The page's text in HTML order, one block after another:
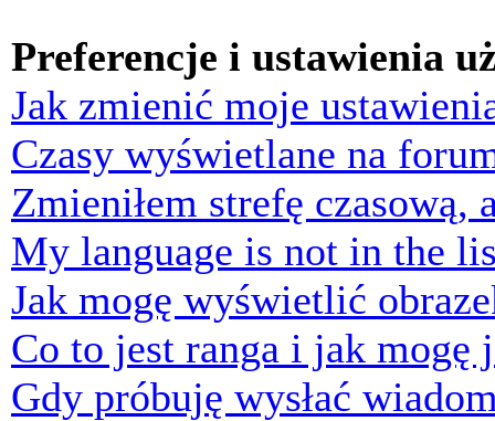
Preferencje i ustawienia
Jak zmienić moje
Czasy wyświetlane na
Zmieniłem strefę czasową,
My language is not in the
Jak mogę wyświetlić
Co to jest ranga i jak mogę
Gdy próbuję wysłać